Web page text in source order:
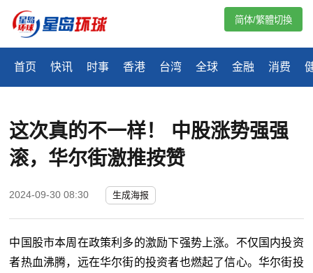
首页 快讯 时事 香港 台湾 全球 金融 消费
简体/繁體切換
这次真的不一样！ 中股涨势强强
滚，华尔街激推按赞
2024-09-30 08:30 生成海报
中国股市本周在政策利多的激励下强势上涨。不仅国内投资
者热血沸腾，远在华尔街的投资者也燃起了信心。华尔街投